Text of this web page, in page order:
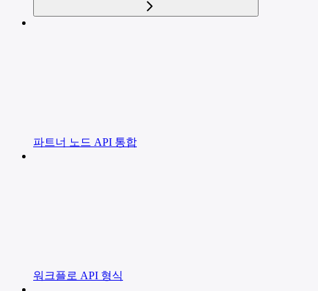
파트너 노드 API 통합
워크플로 API 형식